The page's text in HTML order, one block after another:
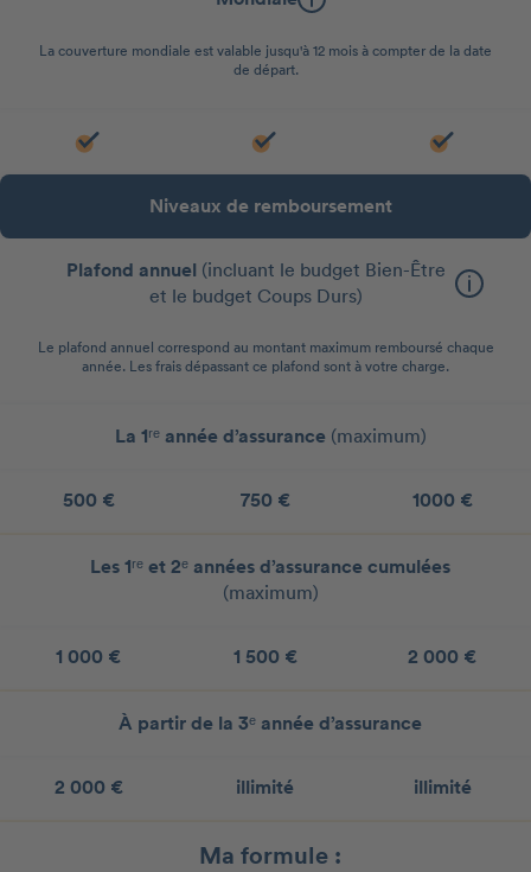
La couverture mondiale est valable jusqu'à 12 mois à compter de la date
de départ.
Niveaux de remboursement
Plafond annuel (incluant le budget Bien-Être
et le budget Coups Durs)
Le plafond annuel correspond au montant maximum remboursé chaque
année. Les frais dépassant ce plafond sont à votre charge.
La 1ʳᵉ année d’assurance (maximum)
500 € 750 € 1000 €
Les 1ʳᵉ et 2ᵉ années d’assurance cumulées
(maximum)
1 000 € 1 500 € 2 000 €
À partir de la 3ᵉ année d’assurance
2 000 € illimité illimité
Ma formule :